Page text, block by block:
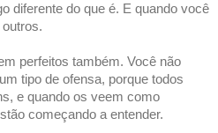
diferente do que é. E quando você
perfeitos também. Você não
tipo de ofensa, porque todos
e quando os veem como
começando a entender.